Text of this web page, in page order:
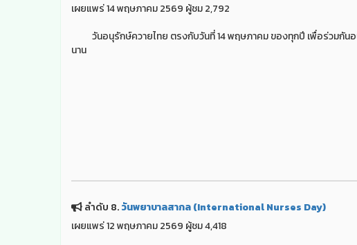
เผยแพร่ 14 พฤษภาคม 2569 ผู้ชม 2,792
วันอนุรักษ์ควายไทย ตรงกับวันที่ 14 พฤษภาคม ของทุกปี เพื่อร่วมกันอ
นาน
ลำดับ 8.วันพยาบาลสากล (International Nurses Day)
เผยแพร่ 12 พฤษภาคม 2569 ผู้ชม 4,418